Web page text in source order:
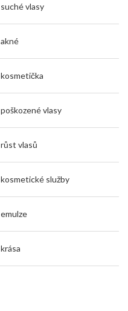
suché vlasy
akné
kosmetička
poškozené vlasy
růst vlasů
kosmetické služby
emulze
krása